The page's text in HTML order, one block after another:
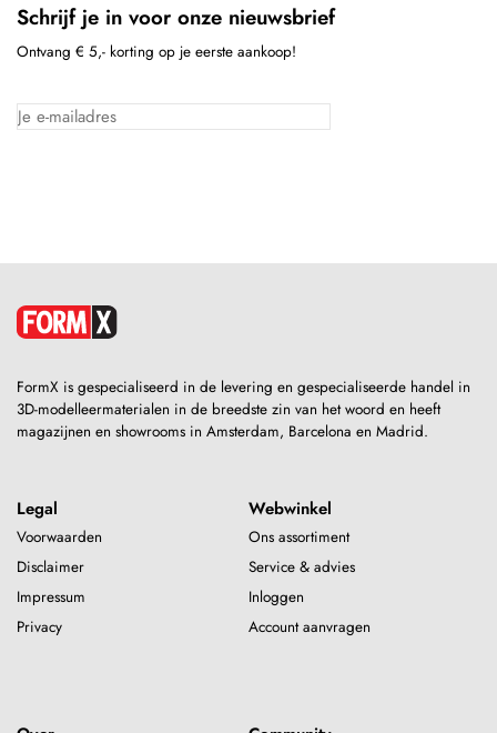
Schrijf je in voor onze nieuwsbrief
Ontvang € 5,- korting op je eerste aankoop!
FormX is gespecialiseerd in de levering en gespecialiseerde handel in
3D-modelleermaterialen in de breedste zin van het woord en heeft
magazijnen en showrooms in Amsterdam, Barcelona en Madrid.
Legal
Voorwaarden
Disclaimer
Impressum
Privacy
Webwinkel
Ons assortiment
Service & advies
Inloggen
Account aanvragen